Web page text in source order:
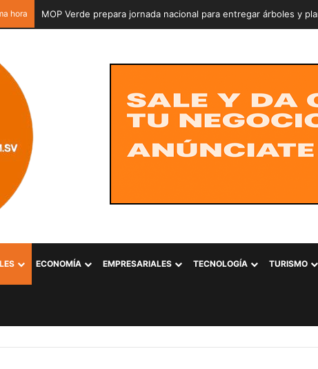
hora MOP Verde prepara jornada nacional para entregar árboles y
ECONOMÍA EMPRESARIALES TECNOLOGÍA TURISMO